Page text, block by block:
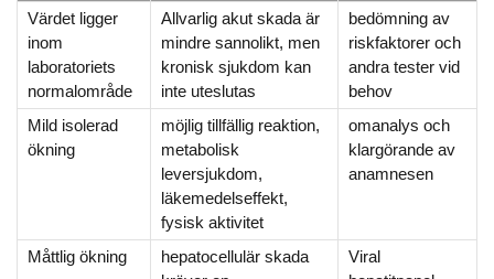
Värdet ligger
inom
laboratoriets
normalområde
Allvarlig akut skada är
mindre sannolikt, men
kronisk sjukdom kan
inte uteslutas
bedömning av
riskfaktorer och
andra tester vid
behov
Mild isolerad
ökning
möjlig tillfällig reaktion,
metabolisk
leversjukdom,
läkemedelseffekt,
fysisk aktivitet
omanalys och
klargörande av
anamnesen
Måttlig ökning
hepatocellulär skada
Viral